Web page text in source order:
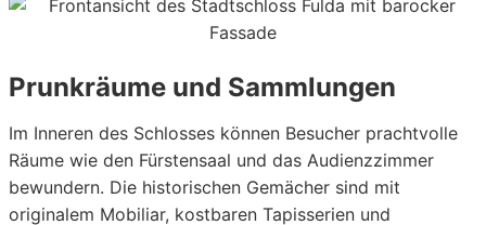
Prunkräume und Sammlungen
Im Inneren des Schlosses können Besucher prachtvolle
Räume wie den Fürstensaal und das Audienzzimmer
bewundern. Die historischen Gemächer sind mit
originalem Mobiliar, kostbaren Tapisserien und